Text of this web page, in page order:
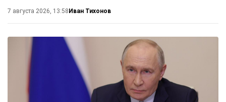
7 августа 2026, 13:58Иван Тихонов